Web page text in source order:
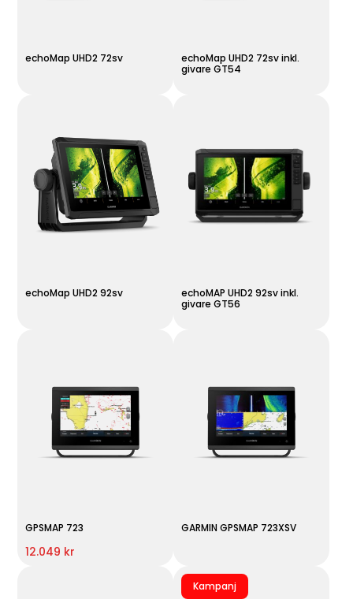
echoMap UHD2 72sv
echoMap UHD2 72sv inkl.
givare GT54
echoMap UHD2 92sv
echoMAP UHD2 92sv inkl.
givare GT56
GPSMAP 723
12.049 kr
GARMIN GPSMAP 723XSV
Kampanj